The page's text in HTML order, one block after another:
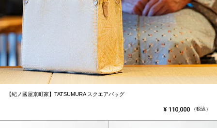
【紀ノ國屋京町家】TATSUMURA スクエアバッグ
¥ 110,000 （税込）